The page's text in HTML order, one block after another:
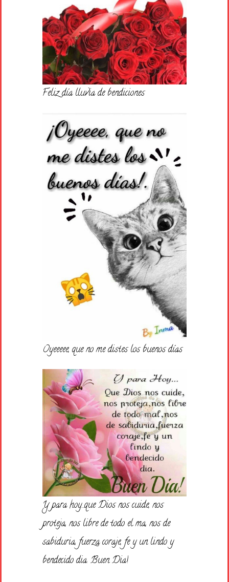
Feliz día lluvia de bendiciones
Oyeeeee, que no me distes los buenos días
Y para hoy…que Dios nos cuide, nos
proteja, nos libre de todo el ma, nos de
sabiduria, fuerza coraje, fe y un lindo y
bendecido dia. Buen Dia!